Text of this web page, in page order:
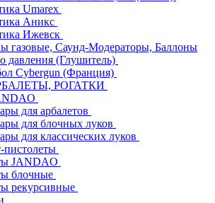
Umarex
Аникс
Ижевск
газовые, Саунд-Модераторы, Баллоны
давления (Глушитель)
Cybergun (Франция)
РОГАТКИ
для арбалетов
для блочных луков
для классических луков
пистолеты
JANDAO
блочные
рекурсивные